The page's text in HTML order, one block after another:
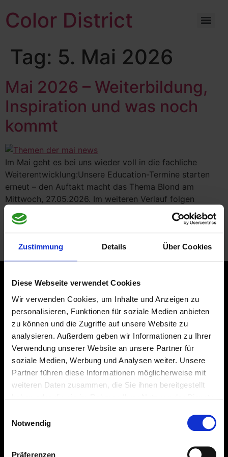
Zustimmung Details Über Cookies
Diese Webseite verwendet Cookies
Wir verwenden Cookies, um Inhalte und Anzeigen zu
personalisieren, Funktionen für soziale Medien anbieten
zu können und die Zugriffe auf unsere Website zu
analysieren. Außerdem geben wir Informationen zu Ihrer
Verwendung unserer Website an unsere Partner für
soziale Medien, Werbung und Analysen weiter. Unsere
Partner führen diese Informationen möglicherweise mit
weiteren Daten zusammen, die Sie ihnen bereitgestellt
Notwendig
Präferenzen
Color District
Tag: 5. Mai 2026
Mai 2026 – Weiterbildung,
Inspiration und was noch
kommt
Im Mai geht es bei uns wieder voll in die fachliche
Weiterentwicklung:Unsere Education-Termine starten
erneut – den Auftakt macht das Thema Blond am
Mittwoch, 27.05.2026. Im weiteren Verlauf folgen
moderne Balayage-Techniken sowie angesagte
Strähnentechniken wie AirTouch und vieles mehr.
Parallel arbeiten wir bereits an einer sehr farbintensiven
Education – mehr dazu verraten wir in den […]
Partner